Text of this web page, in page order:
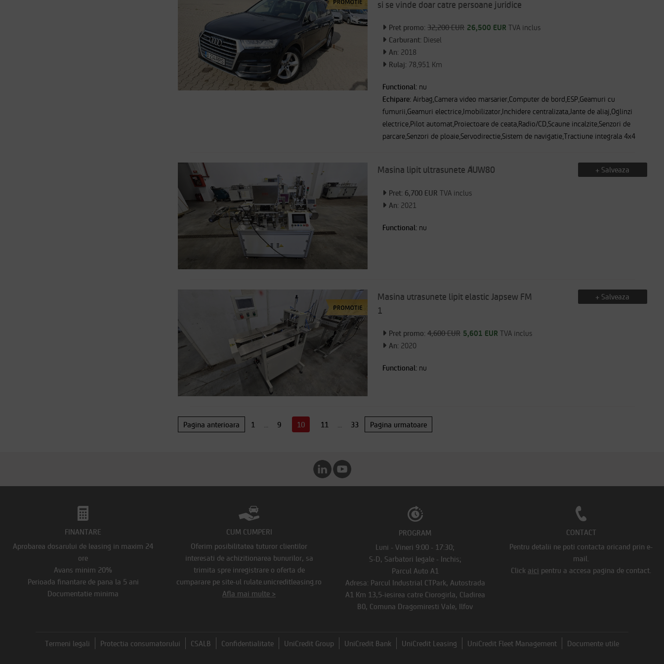
si se vinde doar catre persoane juridice
Pret promo:32,200 EUR 26,500 EUR TVA inclus
Carburant: Diesel
An: 2018
Rulaj: 78,951 Km
Functional: nu
Echipare:Airbag,Camera video marsarier,Computer de bord,ESP,Geamuri cu
fumurii,Geamuri electrice,Imobilizator,Inchidere centralizata,Jante de aliaj,Oglinzi
electrice,Pilot automat,Proiectoare de ceata,Radio/CD,Scaune incalzite,Senzori de
parcare,Senzori de ploaie,Servodirectie,Sistem de navigatie,Tractiune integrala 4x4
Masina lipit ultrasunete AUW80 + Salveaza
Pret: 6,700 EUR TVA inclus
An: 2021
Functional: nu
Masina utrasunete lipit elastic Japsew FM
1
+ Salveaza
Pret promo:4,600 EUR 5,601 EUR TVA inclus
An: 2020
Functional: nu
Pagina anterioara 1 ... 9 10 11 ... 33 Pagina urmatoare
FINANTARE
Aprobarea dosarului de leasing in maxim 24
ore
Avans minim 20%
Perioada finantare de pana la 5 ani
Documentatie minima
CUM CUMPERI
Oferim posibilitatea tuturor clientilor
interesati de achizitionarea bunurilor, sa
trimita spre inregistrare o oferta de
cumparare pe site-ul rulate.unicreditleasing.ro
Afla mai multe >
PROGRAM
Luni - Vineri 9:00 - 17:30;
S-D, Sarbatori legale - Inchis;
Parcul Auto A1
Adresa: Parcul Industrial CTPark, Autostrada
A1 Km 13,5-iesirea catre Ciorogirla, Cladirea
B0, Comuna Dragomiresti Vale, Ilfov
CONTACT
Pentru detalii ne poti contacta oricand prin e-
mail.
Click aici pentru a accesa pagina de contact.
Termeni legali Protectia consumatorului CSALB Confidentialitate UniCredit Group UniCredit Bank UniCredit Leasing UniCredit Fleet Management Documente utile